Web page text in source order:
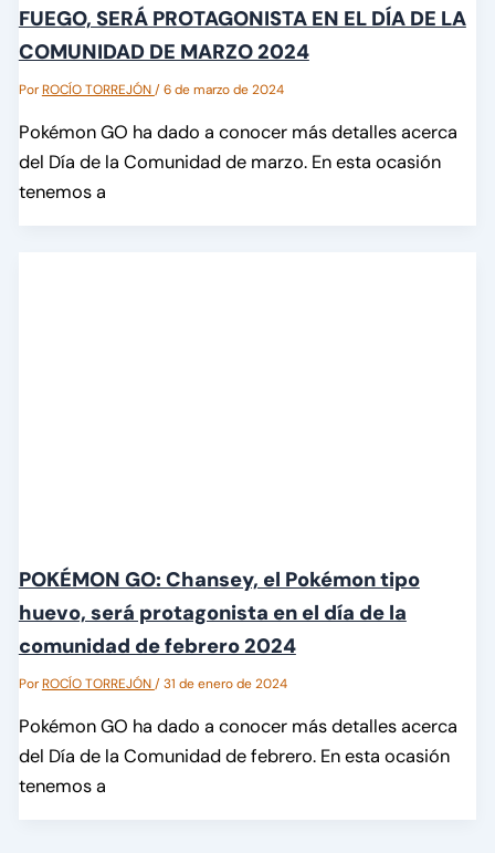
FUEGO, SERÁ PROTAGONISTA EN EL DÍA DE LA
COMUNIDAD DE MARZO 2024
PorROCÍO TORREJÓN/6 de marzo de 2024
Pokémon GO ha dado a conocer más detalles acerca
del Día de la Comunidad de marzo. En esta ocasión
tenemos a
POKÉMON GO: Chansey, el Pokémon tipo
huevo, será protagonista en el día de la
comunidad de febrero 2024
PorROCÍO TORREJÓN/31 de enero de 2024
Pokémon GO ha dado a conocer más detalles acerca
del Día de la Comunidad de febrero. En esta ocasión
tenemos a